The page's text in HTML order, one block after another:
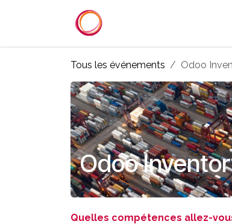
Tous les événements Odoo
Odoo
Quelles compétences allez-